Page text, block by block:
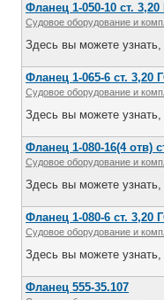
Фланец 1-050-10 ст.
Судовое оборудование и
Здесь вы можете
Фланец 1-065-6 ст. 3,20
Судовое оборудование и
Здесь вы можете
Фланец 1-080-16(4 отв)
Судовое оборудование и
Здесь вы можете
Фланец 1-080-6 ст. 3,20
Судовое оборудование и
Здесь вы можете
Фланец 555-35.107